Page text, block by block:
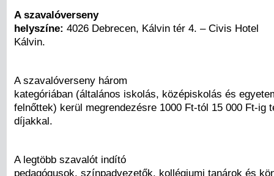
A szavalóverseny
helyszíne: 4026 Debrecen, Kálvin tér 4. – Civis Hotel
Kálvin.
A szavalóverseny három
kategóriában (általános iskolás, középiskolás és
felnőttek) kerül megrendezésre 1000 Ft-tól 15 000 Ft-ig
díjakkal.
A legtöbb szavalót indító
pedagógusok, színpadvezetők, kollégiumi tanárok és